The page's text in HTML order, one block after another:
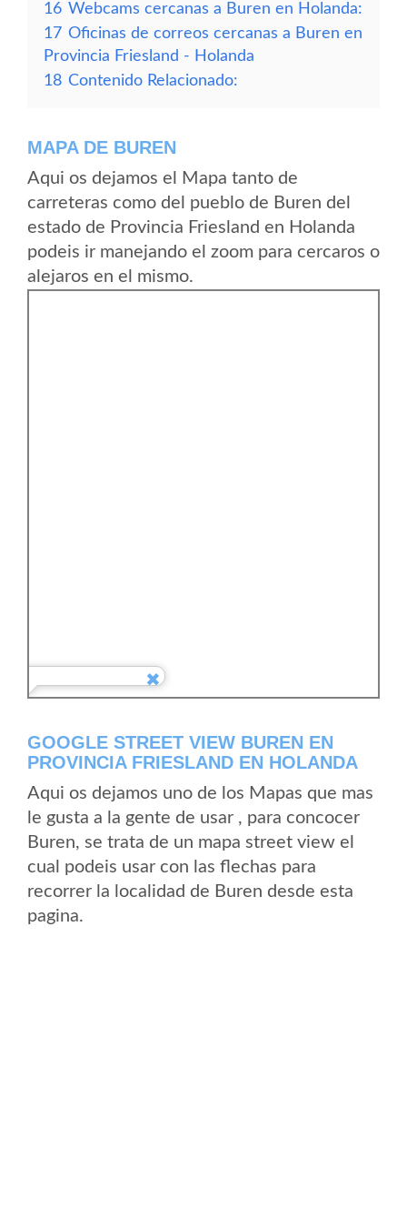
16 Webcams cercanas a Buren en Holanda:
17 Oficinas de correos cercanas a Buren en
Provincia Friesland - Holanda
18 Contenido Relacionado:
MAPA DE BUREN
Aqui os dejamos el Mapa tanto de
carreteras como del pueblo de Buren del
estado de Provincia Friesland en Holanda
podeis ir manejando el zoom para cercaros o
alejaros en el mismo.
GOOGLE STREET VIEW BUREN EN
PROVINCIA FRIESLAND EN HOLANDA
Aqui os dejamos uno de los Mapas que mas
le gusta a la gente de usar , para concocer
Buren, se trata de un mapa street view el
cual podeis usar con las flechas para
recorrer la localidad de Buren desde esta
pagina.